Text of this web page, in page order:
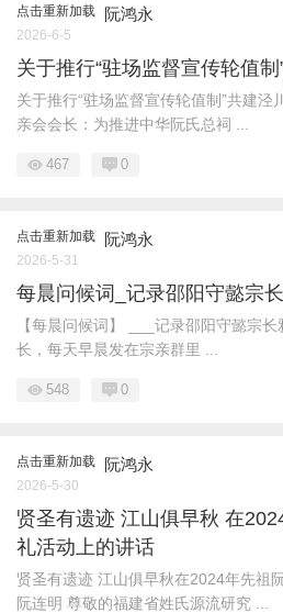
点击重新加载 阮鸿永
2026-6-5
关于推行“驻场监督宣传轮值
关于推行“驻场监督宣传轮值制”共建泾
亲会会长：为推进中华阮氏总祠 ...
467 0
点击重新加载 阮鸿永
2026-5-31
每晨问候词_记录邵阳守懿宗
【每晨问候词】 ___记录邵阳守懿宗
长，每天早晨发在宗亲群里 ...
548 0
点击重新加载 阮鸿永
2026-5-30
贤圣有遗迹 江山俱早秋 在
礼活动上的讲话
贤圣有遗迹 江山俱早秋在2024年先祖
阮连明 尊敬的福建省姓氏源流研究 ...